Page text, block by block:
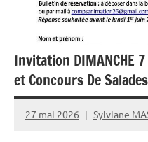
Invitation DIMANCHE
et Concours De
27 mai 2026 Sylviane